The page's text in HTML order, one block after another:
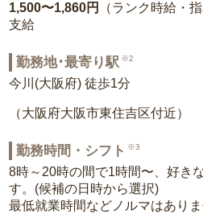
1,500〜1,860円
（ランク時給・
支給
勤務地･最寄り駅 ※2
今川(大阪府) 徒歩1分
（大阪府大阪市東住吉区付近）
勤務時間・シフト ※3
8時～20時の間で1時間〜、好き
す。(候補の日時から選択)
最低就業時間などノルマはありま